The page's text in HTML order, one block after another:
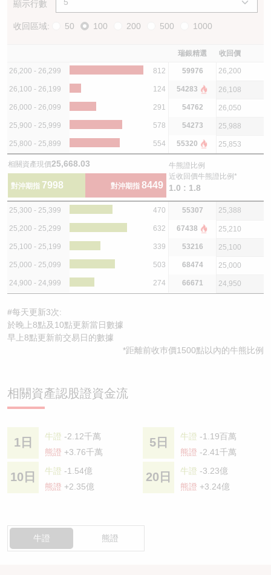
顯示行數
收回區域: 50 100 200 500 1000
瑞銀精選 收回價
26,200 - 26,299 812 59976 26,200
26,100 - 26,199 124 54283 26,108
26,000 - 26,099 291 54762 26,050
25,900 - 25,999 578 54273 25,988
25,800 - 25,899 554 55320 25,853
相關資產現價25,668.03
對沖期指 7998 對沖期指 8449
牛熊證比例
近收回價牛熊證比例*
1.0 : 1.8
25,300 - 25,399 470 55307 25,388
25,200 - 25,299 632 67438 25,210
25,100 - 25,199 339 53216 25,100
25,000 - 25,099 503 68474 25,000
24,900 - 24,999 274 66671 24,950
#每天更新3次:
於晚上8點及10點更新當日數據
早上8點更新前交易日的數據
*距離前收巿價1500點以內的牛熊比例
相關資產認股證資金流
1日 牛證 -2.12千萬
熊證 +3.76千萬
5日 牛證 -1.19百萬
熊證 -2.41千萬
10日 牛證 -1.54億
熊證 +2.35億
20日 牛證 -3.23億
熊證 +3.24億
牛證 熊證